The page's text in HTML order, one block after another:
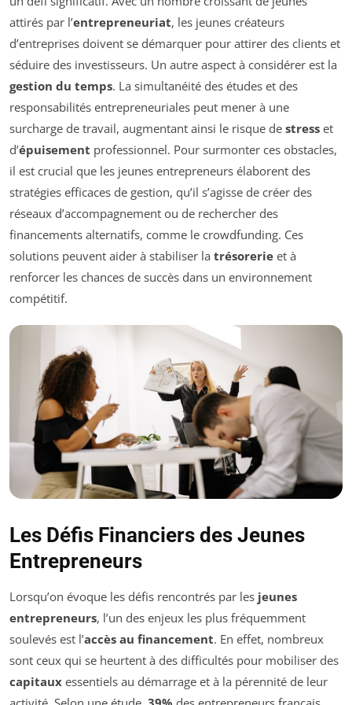
attirés par l’entrepreneuriat, les jeunes créateurs
d’entreprises doivent se démarquer pour attirer des clients et
séduire des investisseurs. Un autre aspect à considérer est la
gestion du temps. La simultanéité des études et des
responsabilités entrepreneuriales peut mener à une
surcharge de travail, augmentant ainsi le risque de stress et
d’épuisement professionnel. Pour surmonter ces obstacles,
il est crucial que les jeunes entrepreneurs élaborent des
stratégies efficaces de gestion, qu’il s’agisse de créer des
réseaux d’accompagnement ou de rechercher des
financements alternatifs, comme le crowdfunding. Ces
solutions peuvent aider à stabiliser la trésorerie et à
renforcer les chances de succès dans un environnement
compétitif.
Les Défis Financiers des Jeunes
Entrepreneurs
Lorsqu’on évoque les défis rencontrés par les jeunes
entrepreneurs, l’un des enjeux les plus fréquemment
soulevés est l’accès au financement. En effet, nombreux
sont ceux qui se heurtent à des difficultés pour mobiliser des
capitaux essentiels au démarrage et à la pérennité de leur